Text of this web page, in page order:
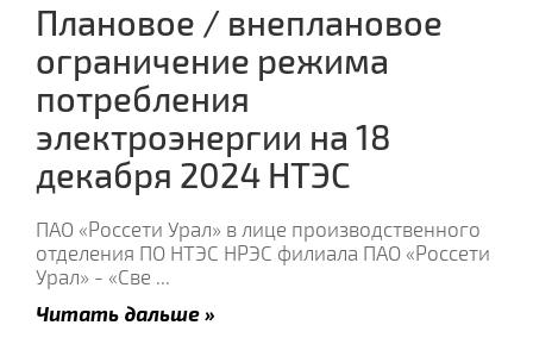
Плановое / внеплановое
ограничение режима
потребления
электроэнергии на 18
декабря 2024 НТЭС
ПАО «Россети Урал» в лице производственного
отделения ПО НТЭС НРЭС филиала ПАО «Россети
Урал» - «Све ...
Читать дальше »